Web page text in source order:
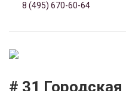
8 (495) 670-60-64
# 31